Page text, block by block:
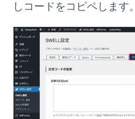
しコードをコピペします。